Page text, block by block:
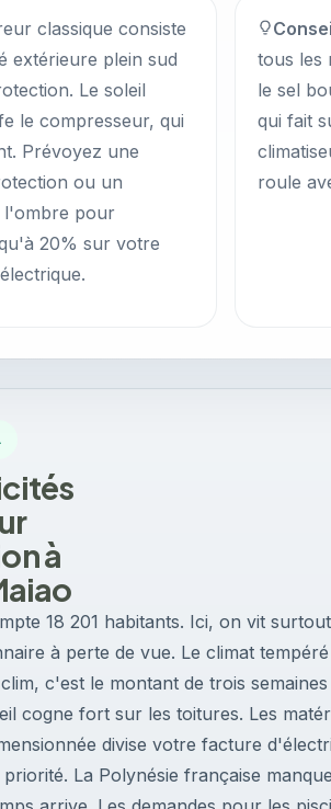
à
18 201 habitants. Ici, on vit
à perte de vue. Le climat
c'est le montant de trois
cogne fort sur les toitures. Les
divise votre facture
La Polynésie française
classique consiste
extérieure plein sud
Le soleil
le compresseur, qui
Prévoyez une
ou un
l'ombre pour
20% sur votre
tous les
le sel
qui fait
roule